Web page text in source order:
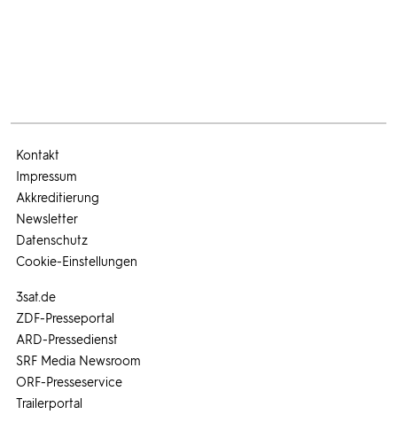
3sat.de
ZDF-Presseportal
ARD-Pressedienst
SRF Media Newsroom
ORF-Presseservice
Trailerportal
Kontakt
Impressum
Akkreditierung
Newsletter
Datenschutz
Cookie-Einstellungen